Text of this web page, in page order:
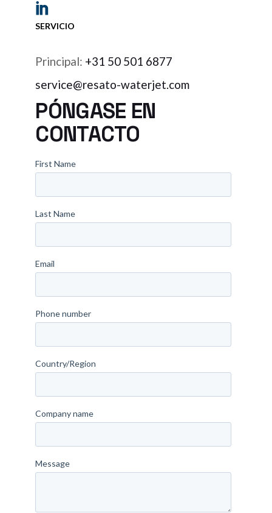
SERVICIO
Principal: +31 50 501 6877
service@resato-waterjet.com
PÓNGASE EN
CONTACTO